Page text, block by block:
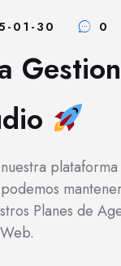
01-30 0
Planes de